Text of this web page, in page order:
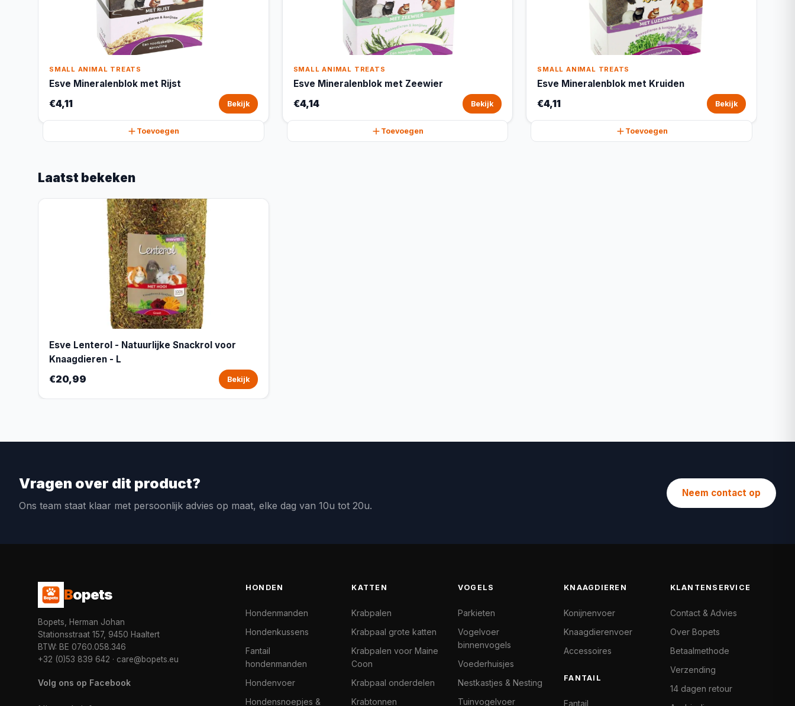
SMALL ANIMAL TREATS
Esve Mineralenblok met Rijst
€4,11 Bekijk
Toevoegen
SMALL ANIMAL TREATS
Esve Mineralenblok met Zeewier
€4,14 Bekijk
Toevoegen
SMALL ANIMAL TREATS
Esve Mineralenblok met Kruiden
€4,11 Bekijk
Toevoegen
Laatst bekeken
Esve Lenterol - Natuurlijke Snackrol voor
Knaagdieren - L
€20,99 Bekijk
Vragen over dit product?
Ons team staat klaar met persoonlijk advies op maat, elke dag van 10u tot 20u.
Neem contact op
Bopets
Bopets, Herman Johan
Stationsstraat 157, 9450 Haaltert
BTW: BE 0760.058.346
+32 (0)53 839 642 · care@bopets.eu
Volg ons op Facebook
HONDEN
Hondenmanden
Hondenkussens
Fantail
hondenmanden
Hondenvoer
Hondensnoepjes &
KATTEN
Krabpalen
Krabpaal grote katten
Krabpalen voor Maine
Coon
Krabpaal onderdelen
Krabtonnen
VOGELS
Parkieten
Vogelvoer
binnenvogels
Voederhuisjes
Nestkastjes & Nesting
Tuinvogelvoer
KNAAGDIEREN
Konijnenvoer
Knaagdierenvoer
Accessoires
FANTAIL
Fantail
KLANTENSERVICE
Contact & Advies
Over Bopets
Betaalmethode
Verzending
14 dagen retour